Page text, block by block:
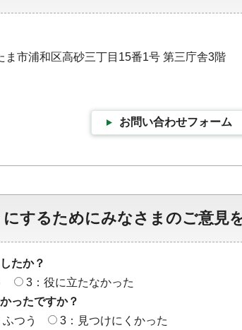
市浦和区高砂三丁目15番1号 第三庁舎3階
お問い合わせフォーム
するためにみなさまのご意見
たか？
3：役に立たなかった
ったですか？
ふつう 3：見つけにくかった